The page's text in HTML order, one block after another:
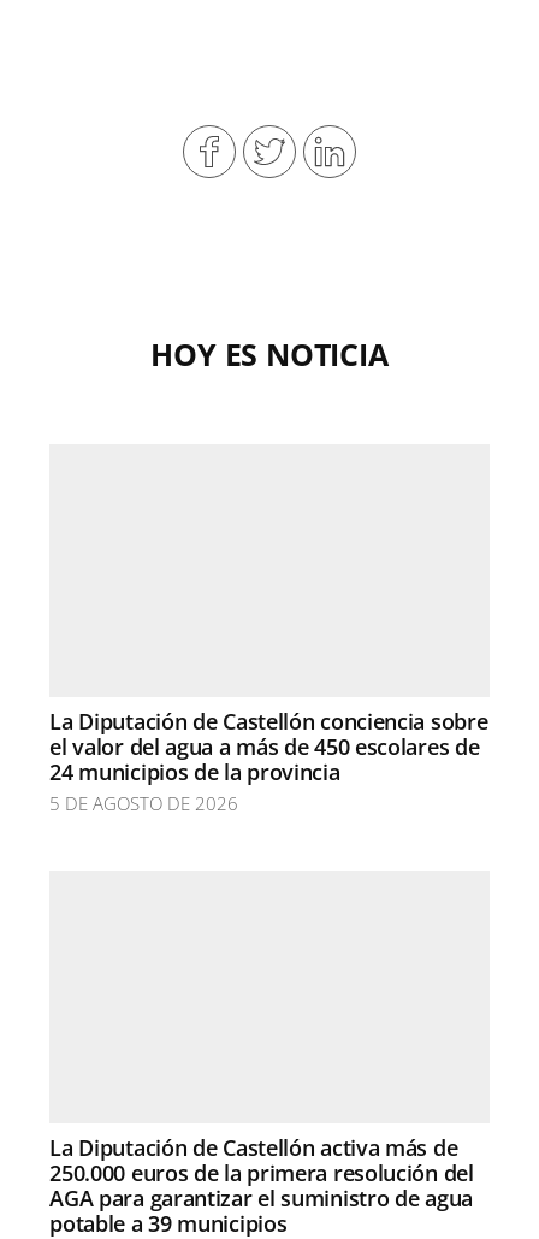
HOY ES NOTICIA
La Diputación de Castellón conciencia sobre
el valor del agua a más de 450 escolares de
24 municipios de la provincia
5 DE AGOSTO DE 2026
La Diputación de Castellón activa más de
250.000 euros de la primera resolución del
AGA para garantizar el suministro de agua
potable a 39 municipios